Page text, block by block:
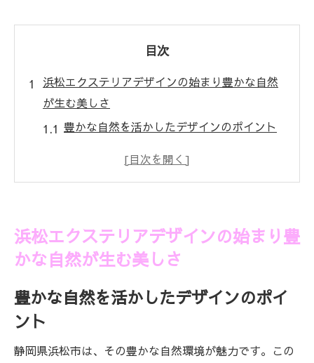
目次
浜松エクステリアデザインの始まり豊かな自然
が生む美しさ
豊かな自然を活かしたデザインのポイント
エクステリアにおける自然素材の魅力
地域特有の風景を生かすデザイン
浜松市でエクステリアを考える際の気候と地域
性の活用法
浜松エクステリアデザインの始まり豊
かな自然が生む美しさ
豊かな自然を活かしたデザインのポイ
ント
静岡県浜松市は、その豊かな自然環境が魅力です。この